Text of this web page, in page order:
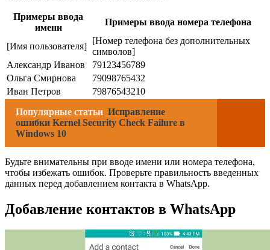
Примеры ввода
имени
Примеры ввода номера телефона
[Имя пользователя]
[Номер телефона без дополнительных
символов]
Александр Иванов
79123456789
Ольга Смирнова
79098765432
Иван Петров
79876543210
Популярные статьи Исправление
ошибки Kernel Security Check Failure в
Windows 10
Будьте внимательны при вводе имени или номера телефона,
чтобы избежать ошибок. Проверьте правильность введенных
данных перед добавлением контакта в WhatsApp.
Добавление контактов в WhatsApp